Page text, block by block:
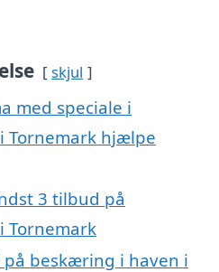
skjul
med speciale i
Tornemark hjælpe
3 tilbud på
Tornemark
beskæring i haven i